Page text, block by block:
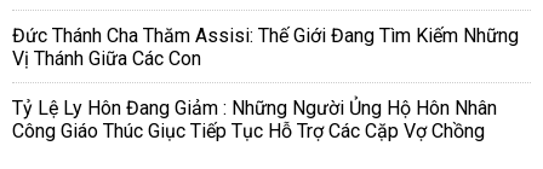
Đức Thánh Cha Thăm Assisi: Thế Giới Đang Tìm Kiếm Những
Vị Thánh Giữa Các Con
Tỷ Lệ Ly Hôn Đang Giảm : Những Người Ủng Hộ Hôn Nhân
Công Giáo Thúc Giục Tiếp Tục Hỗ Trợ Các Cặp Vợ Chồng